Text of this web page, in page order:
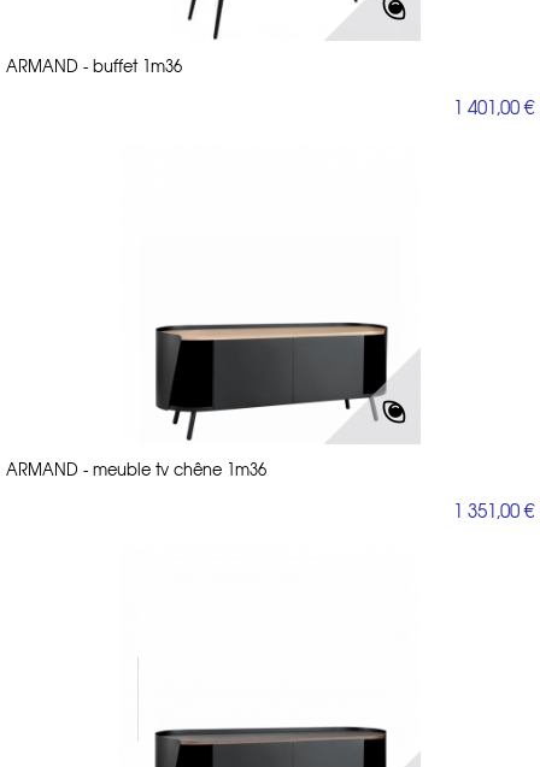
ARMAND - buffet 1m36
1 401,00 €
ARMAND - meuble tv chêne 1m36
1 351,00 €